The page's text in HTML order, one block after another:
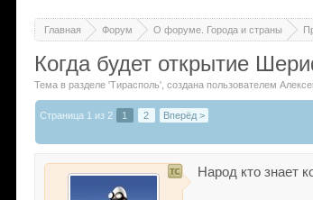
Главная Форум О форуме. Города и страны
Когда будет открытие
Тема в разделе 'Тирасполь' , создана пользователем
Страница 1 из 2 1 2 Вперёд >
Народ кто знает